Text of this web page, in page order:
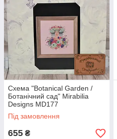
Схема "Botanical Garden /
Ботанічний сад" Mirabilia
Designs MD177
Під замовлення
655 ₴